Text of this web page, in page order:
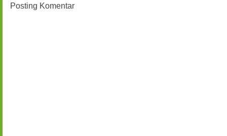
Posting Komentar